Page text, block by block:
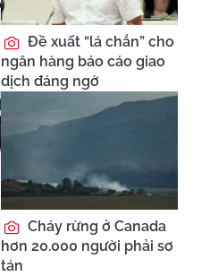
Đề xuất “lá chắn” cho
ngân hàng báo cáo giao
dịch đáng ngờ
Cháy rừng ở Canada
hơn 20.000 người phải sơ
tán